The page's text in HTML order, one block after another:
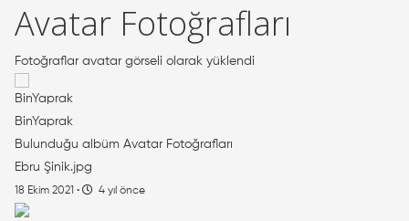
Avatar Fotoğrafları
Fotoğraflar avatar görseli olarak yüklendi
BinYaprak
Bulunduğu albüm Avatar Fotoğrafları
Ebru Şinik.jpg
18 Ekim 2021 · 4 yıl önce